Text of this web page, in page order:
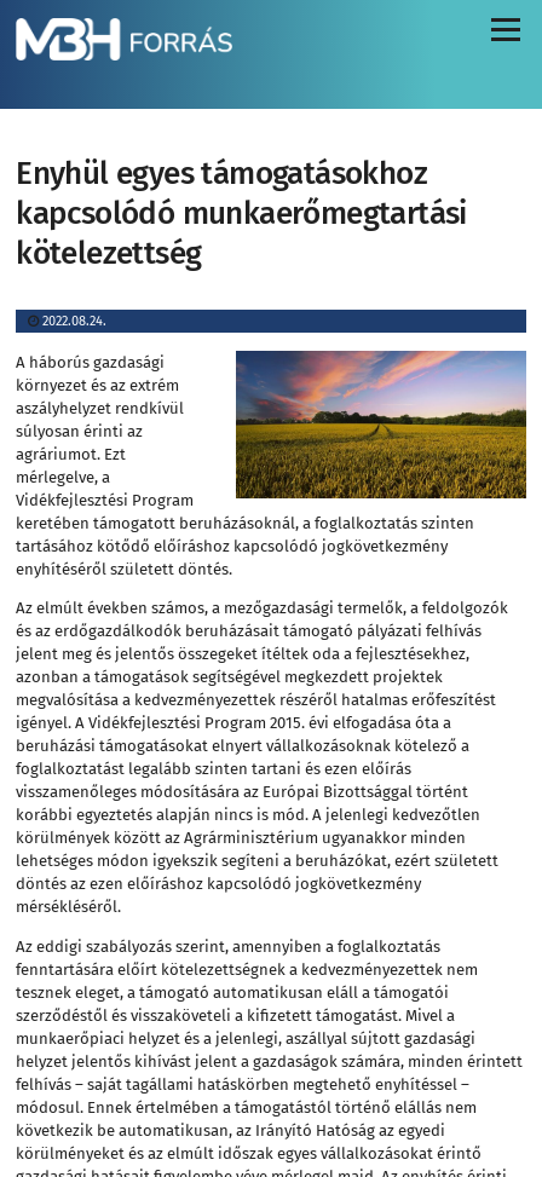
Menü
Enyhül egyes támogatásokhoz
kapcsolódó munkaerőmegtartási
kötelezettség
2022.08.24.
A háborús gazdasági
környezet és az extrém
aszályhelyzet rendkívül
súlyosan érinti az
agráriumot. Ezt
mérlegelve, a
Vidékfejlesztési Program
keretében támogatott beruházásoknál, a foglalkoztatás szinten
tartásához kötődő előíráshoz kapcsolódó jogkövetkezmény
enyhítéséről született döntés.
Az elmúlt években számos, a mezőgazdasági termelők, a feldolgozók
és az erdőgazdálkodók beruházásait támogató pályázati felhívás
jelent meg és jelentős összegeket ítéltek oda a fejlesztésekhez,
azonban a támogatások segítségével megkezdett projektek
megvalósítása a kedvezményezettek részéről hatalmas erőfeszítést
igényel. A Vidékfejlesztési Program 2015. évi elfogadása óta a
beruházási támogatásokat elnyert vállalkozásoknak kötelező a
foglalkoztatást legalább szinten tartani és ezen előírás
visszamenőleges módosítására az Európai Bizottsággal történt
korábbi egyeztetés alapján nincs is mód. A jelenlegi kedvezőtlen
körülmények között az Agrárminisztérium ugyanakkor minden
lehetséges módon igyekszik segíteni a beruházókat, ezért született
döntés az ezen előíráshoz kapcsolódó jogkövetkezmény
mérsékléséről.
Az eddigi szabályozás szerint, amennyiben a foglalkoztatás
fenntartására előírt kötelezettségnek a kedvezményezettek nem
tesznek eleget, a támogató automatikusan eláll a támogatói
szerződéstől és visszaköveteli a kifizetett támogatást. Mivel a
munkaerőpiaci helyzet és a jelenlegi, aszállyal sújtott gazdasági
helyzet jelentős kihívást jelent a gazdaságok számára, minden érintett
felhívás – saját tagállami hatáskörben megtehető enyhítéssel –
módosul. Ennek értelmében a támogatástól történő elállás nem
következik be automatikusan, az Irányító Hatóság az egyedi
körülményeket és az elmúlt időszak egyes vállalkozásokat érintő